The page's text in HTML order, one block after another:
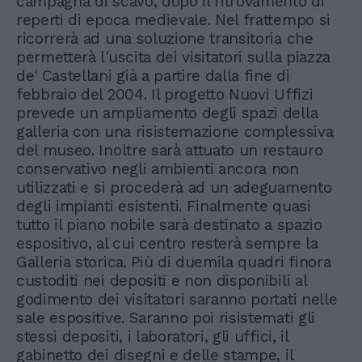
reperti di epoca medievale. Nel frattempo si
ricorrerà ad una soluzione transitoria che
permetterà l'uscita dei visitatori sulla piazza
de' Castellani già a partire dalla fine di
febbraio del 2004. Il progetto Nuovi Uffizi
prevede un ampliamento degli spazi della
galleria con una risistemazione complessiva
del museo. Inoltre sarà attuato un restauro
conservativo negli ambienti ancora non
utilizzati e si procederà ad un adeguamento
degli impianti esistenti. Finalmente quasi
tutto il piano nobile sarà destinato a spazio
espositivo, al cui centro resterà sempre la
Galleria storica. Più di duemila quadri finora
custoditi nei depositi e non disponibili al
godimento dei visitatori saranno portati nelle
sale espositive. Saranno poi risistemati gli
stessi depositi, i laboratori, gli uffici, il
gabinetto dei disegni e delle stampe, il